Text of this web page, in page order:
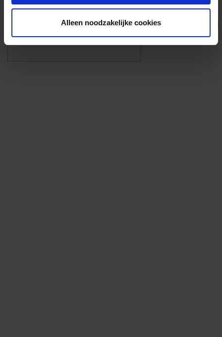
Alleen noodzakelijke cookies Eigen foto’s